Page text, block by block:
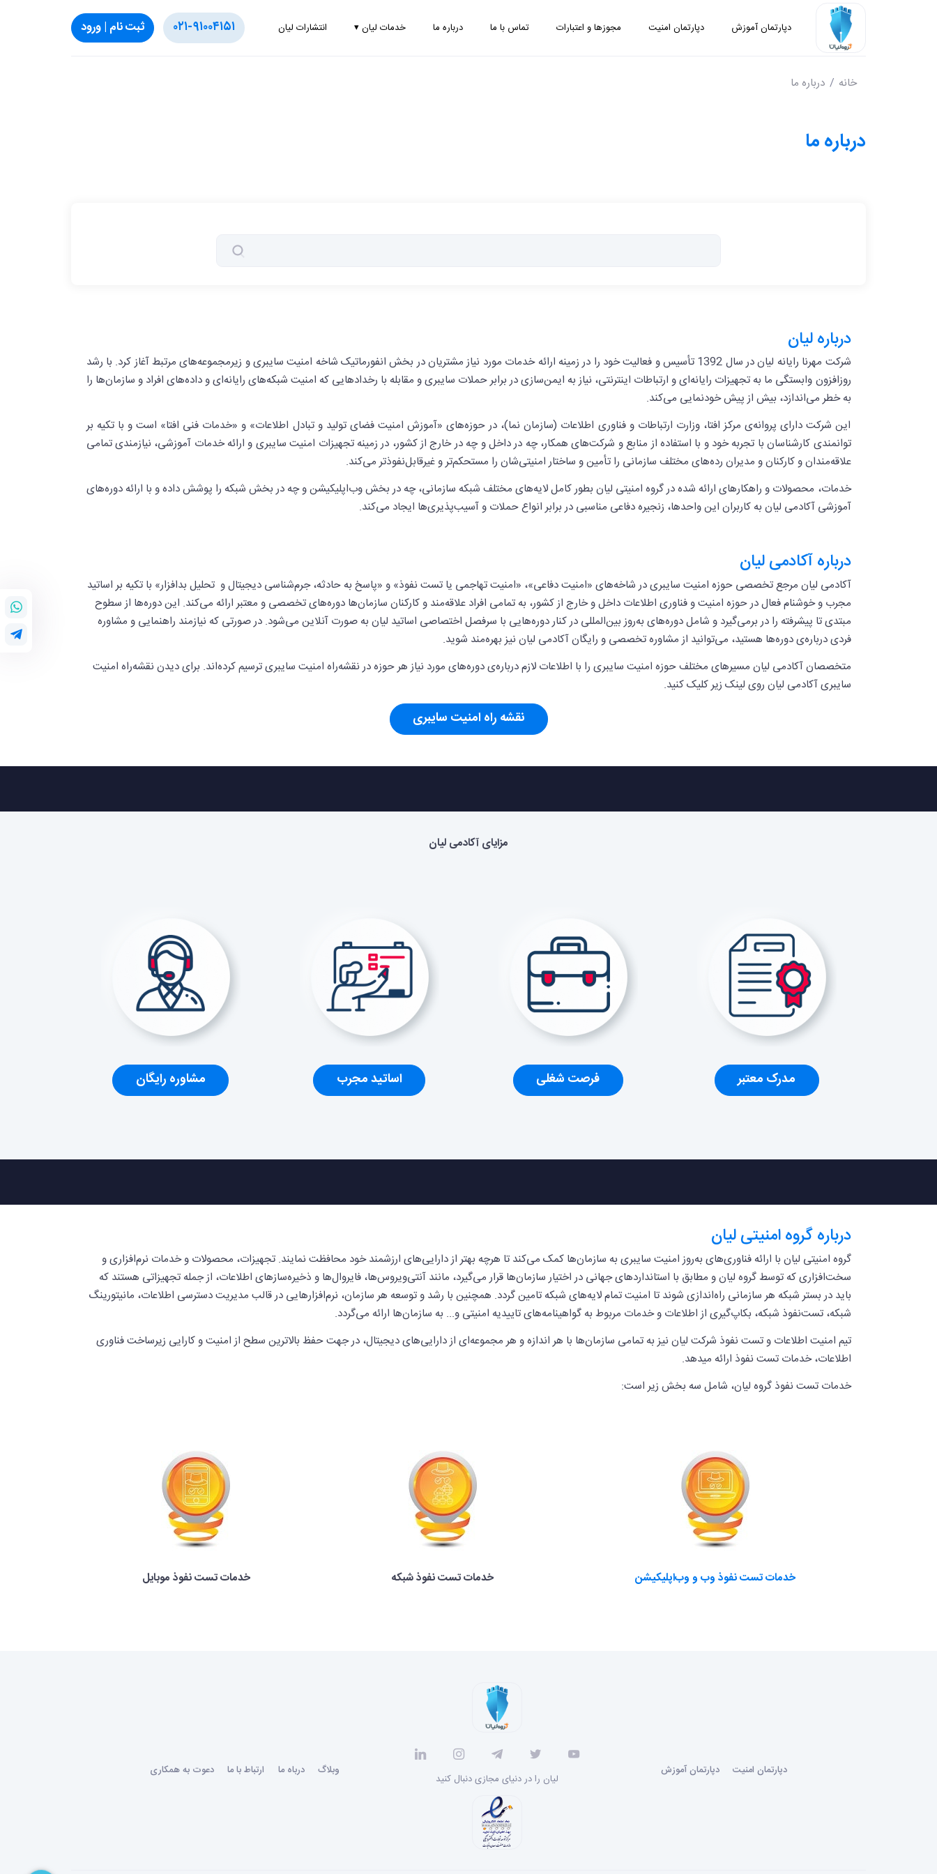
دپارتمان آموزش دپارتمان امنیت مجوزها و اعتبارات تماس با ما درباره ما خدمات لیان▾ انتشارات لیان ۰۲۱-۹۱۰۰۴۱۵۱ ثبت‌ نام | ورود
خانه درباره ما
درباره ما
درباره لیان
شرکت مهرنا رایانه لیان در سال 1392 تأسیس و فعالیت خود را در زمینه ارائه خدمات مورد نیاز مشتریان در بخش انفورماتیک شاخه امنیت سایبری و زیرمجموعه‌های مرتبط آغاز کرد. با رشد
روزافزون وابستگی ما به تجهیزات رایانه‌ای و ارتباطات اینترنتی، نیاز به ایمن‌سازی در برابر حملات سایبری و مقابله با رخدادهایی که امنیت شبکه‌های رایانه‌ای و داده‌های افراد و سازمان‌ها را
به خطر می‌اندازد، بیش از پیش خودنمایی می‌کند.
این شرکت دارای پروانه‌ی مرکز افتا، وزارت ارتباطات و فناوری اطلاعات (سازمان نما)، در حوزه‌های «آموزش امنیت فضای تولید و تبادل اطلاعات» و «خدمات فنی افتا» است و با تکیه بر
توانمندی کارشناسان با تجربه خود و با استفاده از منابع و شرکت‌های همکار، چه در داخل و چه در خارج از کشور، در زمینه تجهیزات امنیت سایبری و ارائه خدمات آموزشی، نیازمندی تمامی
علاقه‌مندان و کارکنان و مدیران رده‌های مختلف سازمانی را تأمین و ساختار امنیتی‌شان را مستحکم‌تر و غیرقابل‌نفوذتر می‌کند.
خدمات، محصولات و راهکارهای ارائه شده در گروه امنیتی لیان بطور کامل لایه‌های مختلف شبکه سازمانی، چه در بخش وب‌اپلیکیشن و چه در بخش شبکه را پوشش داده و با ارائه دوره‌های
آموزشی آکادمی لیان به کاربران این واحدها، زنجیره دفاعی مناسبی در برابر انواع حملات و آسیب‌پذیری‌ها ایجاد می‌کند.
درباره آکادمی لیان
آکادمی لیان مرجع تخصصی حوزه امنیت سایبری در شاخه‌های «امنیت دفاعی»، «امنیت تهاجمی یا تست نفوذ» و «پاسخ به حادثه، جرم‌شناسی دیجیتال و تحلیل بدافزار» با تکیه بر اساتید
مجرب و خوشنام فعال در حوزه امنیت و فناوری اطلاعات داخل و خارج از کشور، به تمامی افراد علاقه‌مند و کارکنان سازمان‌ها دوره‌های تخصصی و معتبر ارائه می‌کند. این دوره‌ها از سطوح
مبتدی تا پیشرفته را در برمی‌گیرد و شامل دوره‌های به‌روز بین‌المللی در کنار دوره‌هایی با سرفصل اختصاصی اساتید لیان به صورت آنلاین می‌شود. در صورتی که نیازمند راهنمایی و مشاوره
فردی درباره‌ی دوره‌ها هستید، می‌توانید از مشاوره تخصصی و رایگان آکادمی لیان نیز بهره‌مند شوید.
متخصصان آکادمی لیان مسیرهای مختلف حوزه امنیت سایبری را با اطلاعات لازم درباره‌ی دوره‌های مورد نیاز هر حوزه در نقشه‌راه امنیت سایبری ترسیم کرده‌‌اند. برای دیدن نقشه‌راه امنیت
سایبری آکادمی لیان روی لینک زیر کلیک کنید.
نقشه راه امنیت سایبری
مزایای آکادمی لیان
مدرک معتبر فرصت‌ شغلی اساتید مجرب مشاوره رایگان
درباره گروه امنیتی لیان
گروه امنیتی لیان با ارائه فناوری‌های به‌روز امنیت سایبری به سازمان‌ها کمک می‌کند تا هرچه بهتر از دارایی‌های ارزشمند خود محافظت نمایند. تجهیزات، محصولات و خدمات نرم‌افزاری و
سخت‌افزاری که توسط گروه لیان و مطابق با استانداردهای جهانی در اختیار سازمان‌ها قرار می‌گیرد، مانند آنتی‌ویروس‌ها، فایروال‌ها و ذخیره‌سازهای اطلاعات، از جمله تجهیزاتی هستند که
باید در بستر شبکه هر سازمانی راه‌اندازی شوند تا امنیت تمام لایه‌های شبکه تامین گردد. همچنین با رشد و توسعه هر سازمان، نرم‌افزارهایی در قالب مدیریت ‌دسترسی اطلاعات، مانیتورینگ
شبکه، تست‌نفوذ شبکه، بکاپ‌گیری از اطلاعات و خدمات مربوط به گواهینامه‌های تاییدیه امنیتی و... به سازمان‌ها ارائه می‌گردد.
تیم امنیت اطلاعات و تست نفوذ شرکت لیان نیز به تمامی سازمان‌ها با هر اندازه و هر مجموعه‌ای از دارایی‌های دیجیتال، در جهت حفظ بالاترین سطح از امنیت و کارایی زیرساخت فناوری
اطلاعات، خدمات تست نفوذ ارائه میدهد.
خدمات تست نفوذ گروه لیان، شامل سه بخش زیر است:
خدمات تست نفوذ وب و وب‌اپلیکیشن خدمات تست نفوذ شبکه خدمات تست نفوذ موبایل
دپارتمان امنیت دپارتمان آموزش
لیان را در دنیای مجازی دنبال کنید
وبلاگ درباه ما ارتباط با ما دعوت به همکاری